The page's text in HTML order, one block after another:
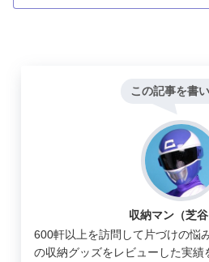
この記事を書
収納マン（芝谷
600軒以上を訪問して片づけの悩
の収納グッズをレビューした実績